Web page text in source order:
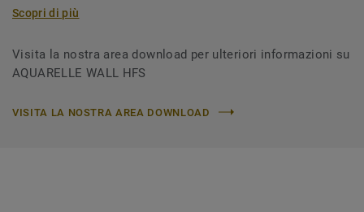
Scopri di più
Visita la nostra area download per ulteriori informazioni su
AQUARELLE WALL HFS
VISITA LA NOSTRA AREA DOWNLOAD